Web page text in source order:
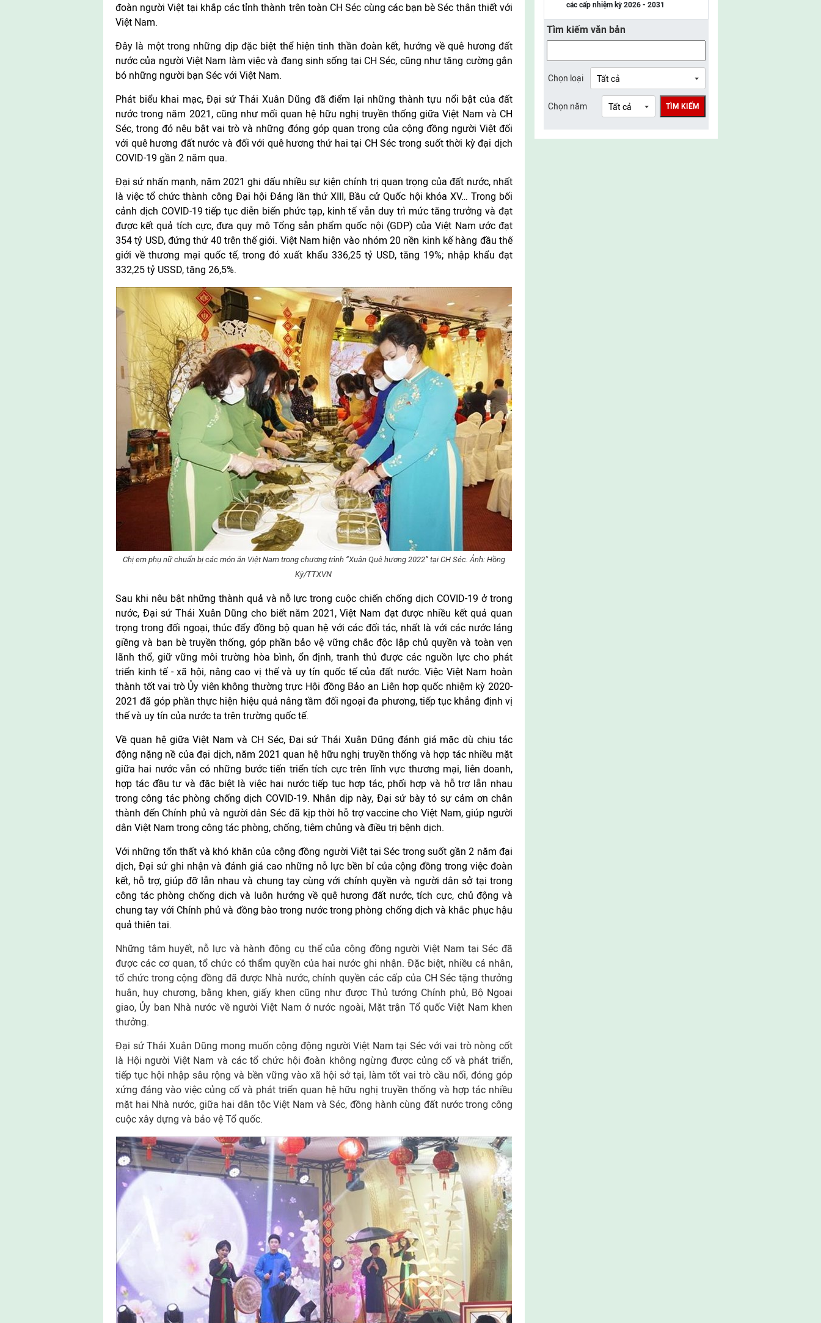
đoàn người Việt tại khắp các tỉnh thành trên toàn CH Séc cùng các bạn bè Séc thân thiết với
Việt Nam.
Đây là một trong những dịp đặc biệt thể hiện tinh thần đoàn kết, hướng về quê hương đất
nước của người Việt Nam làm việc và đang sinh sống tại CH Séc, cũng như tăng cường gắn
bó những người bạn Séc với Việt Nam.
Phát biểu khai mạc, Đại sứ Thái Xuân Dũng đã điểm lại những thành tựu nổi bật của đất
nước trong năm 2021, cũng như mối quan hệ hữu nghị truyền thống giữa Việt Nam và CH
Séc, trong đó nêu bật vai trò và những đóng góp quan trọng của cộng đồng người Việt đối
với quê hương đất nước và đối với quê hương thứ hai tại CH Séc trong suốt thời kỳ đại dịch
COVID-19 gần 2 năm qua.
Đại sứ nhấn mạnh, năm 2021 ghi dấu nhiều sự kiện chính trị quan trọng của đất nước, nhất
là việc tổ chức thành công Đại hội Đảng lần thứ XIII, Bầu cử Quốc hội khóa XV… Trong bối
cảnh dịch COVID-19 tiếp tục diễn biến phức tạp, kinh tế vẫn duy trì mức tăng trưởng và đạt
được kết quả tích cực, đưa quy mô Tổng sản phẩm quốc nội (GDP) của Việt Nam ước đạt
354 tỷ USD, đứng thứ 40 trên thế giới. Việt Nam hiện vào nhóm 20 nền kinh kế hàng đầu thế
giới về thương mại quốc tế, trong đó xuất khẩu 336,25 tỷ USD, tăng 19%; nhập khẩu đạt
332,25 tỷ USSD, tăng 26,5%.
Chị em phụ nữ chuẩn bị các món ăn Việt Nam trong chương trình “Xuân Quê hương 2022” tại CH Séc. Ảnh: Hồng
Kỳ/TTXVN
Sau khi nêu bật những thành quả và nỗ lực trong cuộc chiến chống dịch COVID-19 ở trong
nước, Đại sứ Thái Xuân Dũng cho biết năm 2021, Việt Nam đạt được nhiều kết quả quan
trọng trong đối ngoại, thúc đẩy đồng bộ quan hệ với các đối tác, nhất là với các nước láng
giềng và bạn bè truyền thống, góp phần bảo vệ vững chắc độc lập chủ quyền và toàn vẹn
lãnh thổ, giữ vững môi trường hòa bình, ổn định, tranh thủ được các nguồn lực cho phát
triển kinh tế - xã hội, nâng cao vị thế và uy tín quốc tế của đất nước. Việc Việt Nam hoàn
thành tốt vai trò Ủy viên không thường trực Hội đồng Bảo an Liên hợp quốc nhiệm kỳ 2020-
2021 đã góp phần thực hiện hiệu quả nâng tầm đối ngoại đa phương, tiếp tục khẳng định vị
thế và uy tín của nước ta trên trường quốc tế.
Về quan hệ giữa Việt Nam và CH Séc, Đại sứ Thái Xuân Dũng đánh giá mặc dù chịu tác
động nặng nề của đại dịch, năm 2021 quan hệ hữu nghị truyền thống và hợp tác nhiều mặt
giữa hai nước vẫn có những bước tiến triển tích cực trên lĩnh vực thương mại, liên doanh,
hợp tác đầu tư và đặc biệt là việc hai nước tiếp tục hợp tác, phối hợp và hỗ trợ lẫn nhau
trong công tác phòng chống dịch COVID-19. Nhân dịp này, Đại sứ bày tỏ sự cảm ơn chân
thành đến Chính phủ và người dân Séc đã kịp thời hỗ trợ vaccine cho Việt Nam, giúp người
dân Việt Nam trong công tác phòng, chống, tiêm chủng và điều trị bệnh dịch.
Với những tổn thất và khó khăn của cộng đồng người Việt tại Séc trong suốt gần 2 năm đại
dịch, Đại sứ ghi nhận và đánh giá cao những nỗ lực bền bỉ của cộng đồng trong việc đoàn
kết, hỗ trợ, giúp đỡ lẫn nhau và chung tay cùng với chính quyền và người dân sở tại trong
công tác phòng chống dịch và luôn hướng về quê hương đất nước, tích cực, chủ động và
chung tay với Chính phủ và đồng bào trong nước trong phòng chống dịch và khắc phục hậu
quả thiên tai.
Những tâm huyết, nỗ lực và hành động cụ thể của cộng đồng người Việt Nam tại Séc đã
được các cơ quan, tổ chức có thẩm quyền của hai nước ghi nhận. Đặc biệt, nhiều cá nhân,
tổ chức trong cộng đồng đã được Nhà nước, chính quyền các cấp của CH Séc tặng thưởng
huân, huy chương, bằng khen, giấy khen cũng như được Thủ tướng Chính phủ, Bộ Ngoại
giao, Ủy ban Nhà nước về người Việt Nam ở nước ngoài, Mặt trận Tổ quốc Việt Nam khen
thưởng.
Đại sứ Thái Xuân Dũng mong muốn cộng động người Việt Nam tại Séc với vai trò nòng cốt
là Hội người Việt Nam và các tổ chức hội đoàn không ngừng được củng cố và phát triển,
tiếp tục hội nhập sâu rộng và bền vững vào xã hội sở tại, làm tốt vai trò cầu nối, đóng góp
xứng đáng vào việc củng cố và phát triển quan hệ hữu nghị truyền thống và hợp tác nhiều
mặt hai Nhà nước, giữa hai dân tộc Việt Nam và Séc, đồng hành cùng đất nước trong công
cuộc xây dựng và bảo vệ Tổ quốc.
UBMTTQ Việt Nam tỉnh Thanh Hóa
UBMTTQ Việt Nam tỉnh Nghệ An
UBMTTQ Việt Nam tỉnh Lào Cai
UBMTTQ Việt Nam tỉnh Thái Nguyên
các cấp nhiệm kỳ 2026 - 2031
Tìm kiếm văn bản
Chọn loại
Chọn năm TÌM KIẾM